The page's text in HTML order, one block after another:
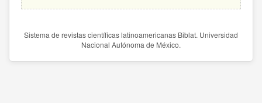
Sistema de revistas científicas latinoamericanas Biblat. Universidad
Nacional Autónoma de México.